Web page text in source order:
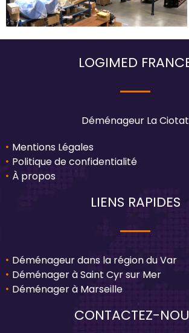
LOGIMED
Déménageur La Ciotat
Mentions Légales
Politique de confidentialité
À propos
LIENS RAPIDES
Déménageur dans la région du Var
Déménager à Saint Cyr sur Mer
Déménager à Marseille
CONTACTEZ-